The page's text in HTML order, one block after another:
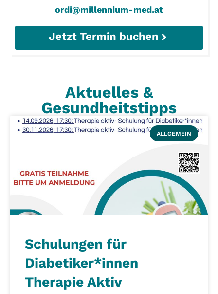
ordi@millennium-med.at
Jetzt Termin buchen
Aktuelles &
Gesundheitstipps
ALLGEMEIN
Schulungen für
Diabetiker*innen
Therapie Aktiv